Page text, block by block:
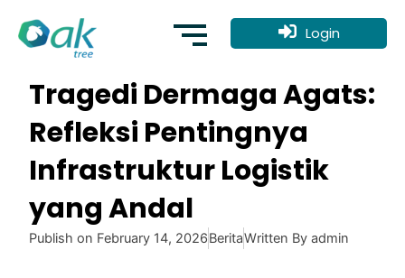
content
Login
Tragedi Dermaga Agats:
Refleksi Pentingnya
Infrastruktur Logistik
yang Andal
Publish on February 14, 2026BeritaWritten By admin